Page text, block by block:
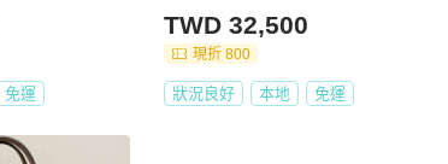
免運
TWD 32,500
現折 800
狀況良好 本地 免運